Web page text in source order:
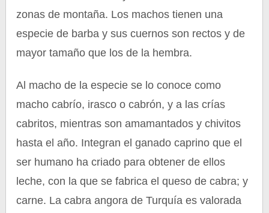
zonas de montaña. Los machos tienen una
especie de barba y sus cuernos son rectos y de
mayor tamaño que los de la hembra.
Al macho de la especie se lo conoce como
macho cabrío, irasco o cabrón, y a las crías
cabritos, mientras son amamantados y chivitos
hasta el año. Integran el ganado caprino que el
ser humano ha criado para obtener de ellos
leche, con la que se fabrica el queso de cabra; y
carne. La cabra angora de Turquía es valorada